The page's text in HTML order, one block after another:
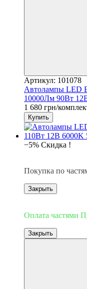
Артикул: 101078
Автолампы LED
10000Лм 90Вт
1 680 грн/
Купить
−5% Скидка !
Покупка по
Закрыть
Оплата частями
Закрыть